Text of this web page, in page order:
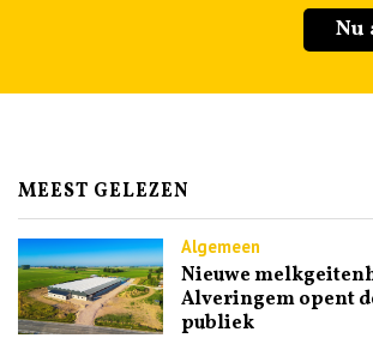
Nu
MEEST GELEZEN
Algemeen
Nieuwe
Alveringem opent
publiek